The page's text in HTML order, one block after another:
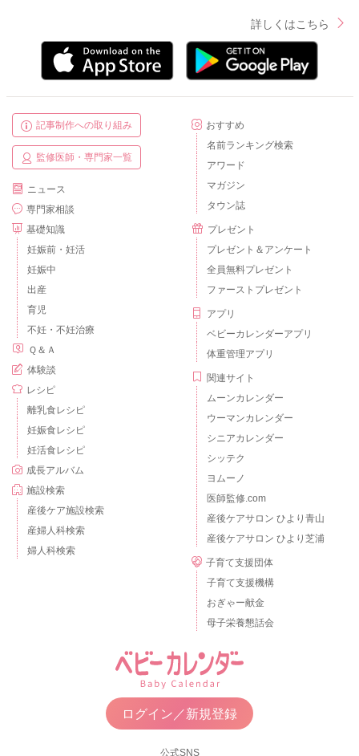
詳しくはこちら
記事制作への取り組み
監修医師・専門家一覧
ニュース
専門家相談
基礎知識
妊娠前・妊活
妊娠中
出産
育児
不妊・不妊治療
Ｑ＆Ａ
体験談
レシピ
離乳食レシピ
妊娠食レシピ
妊活食レシピ
成長アルバム
施設検索
産後ケア施設検索
産婦人科検索
婦人科検索
おすすめ
名前ランキング検索
アワード
マガジン
タウン誌
プレゼント
プレゼント＆アンケート
全員無料プレゼント
ファーストプレゼント
アプリ
ベビーカレンダーアプリ
体重管理アプリ
関連サイト
ムーンカレンダー
ウーマンカレンダー
シニアカレンダー
シッテク
ヨムーノ
医師監修.com
産後ケアサロン ひより青山
産後ケアサロン ひより芝浦
子育て支援団体
子育て支援機構
おぎゃー献金
母子栄養懇話会
ログイン／新規登録
公式SNS